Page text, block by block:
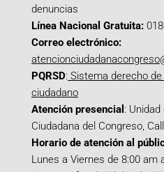
denuncias
Línea Nacional Gratuita:
Correo electrónico:
PQRSD: Sistema derecho de
ciudadano
Atención presencial :
Ciudadana del Congreso,
Horario de atención al
Lunes a Viernes de 8:00 am